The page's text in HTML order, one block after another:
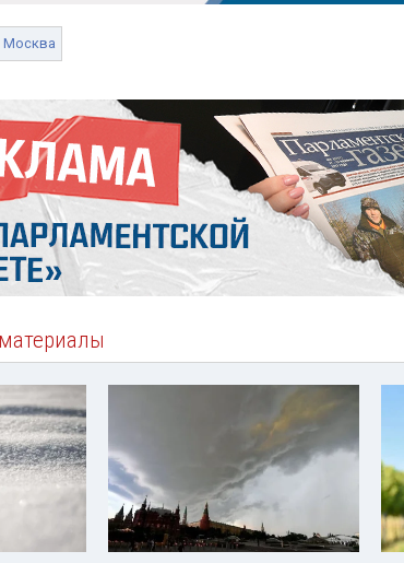
Москва